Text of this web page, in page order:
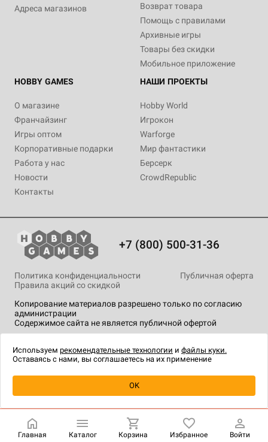
Купить| 2 990 ₽
Адреса магазинов
Возврат товара
Помощь с правилами
Архивные игры
Товары без скидки
Мобильное приложение
HOBBY GAMES
О магазине
Франчайзинг
Игры оптом
Корпоративные подарки
Работа у нас
Новости
Контакты
НАШИ ПРОЕКТЫ
Hobby World
Игрокон
Warforge
Мир фантастики
Берсерк
CrowdRepublic
+7 (800) 500-31-36
Копирование материалов разрешено только по согласию
администрации
Содержимое сайта не является публичной офертой
Политика конфиденциальности
Публичная оферта
Правила акций со скидкой
технологии.
Главная Каталог Корзина Избранное Войти
Используем рекомендательные технологии и файлы куки.
Оставаясь с нами, вы соглашаетесь на их применение
OK